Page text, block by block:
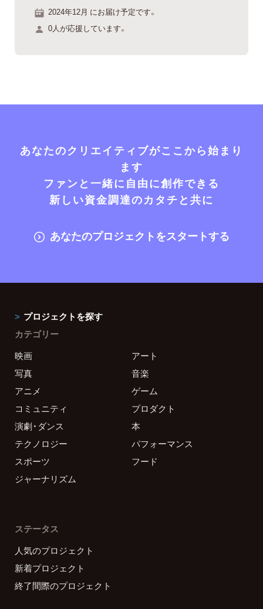
2024年12月 にお届け予定です。
0人が応援しています。
あなたのクリエイティブがここから始まり
ます
ファンと一緒に自由に創作できる
新しい資金調達のカタチと共に
あなたのプロジェクトをスタートする
プロジェクトを探す
カテゴリー
映画
アート
写真
音楽
アニメ
ゲーム
コミュニティ
プロダクト
演劇・ダンス
本
テクノロジー
パフォーマンス
スポーツ
フード
ジャーナリズム
ステータス
人気のプロジェクト
新着プロジェクト
終了間際のプロジェクト